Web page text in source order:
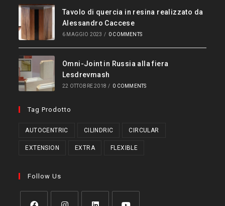
Tavolo di quercia in resina realizzato da
Alessandro Caccese
6 MAGGIO 2023 / 0 COMMENTS
Omni-Joint in Russia alla fiera
Lesdrevmash
22 OTTOBRE 2018 / 0 COMMENTS
Tag Prodotto
AUTOCENTRIC CILINDRIC CIRCULAR
EXTENSION EXTRA FLEXIBLE
Follow Us